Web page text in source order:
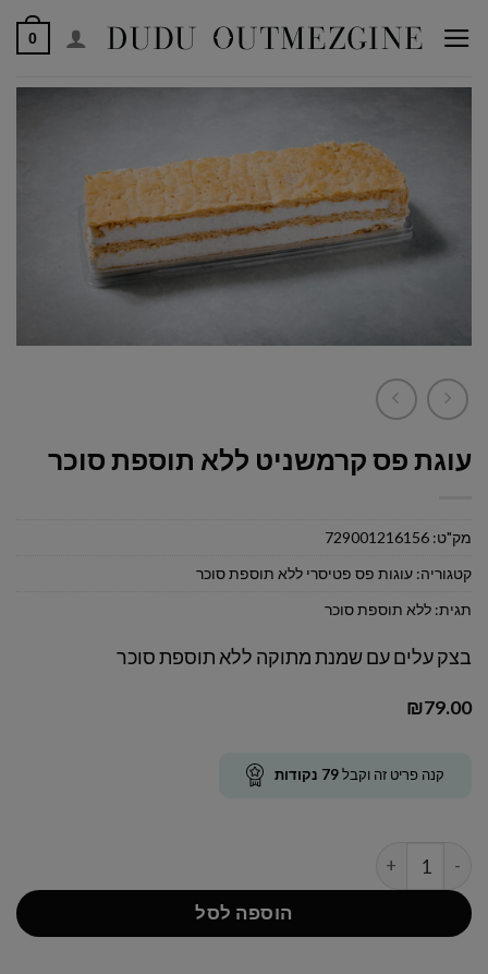
לתוכן
0
עוגת פס קרמשניט ללא תוספת סוכר
מק"ט: 729001216156
קטגוריה: עוגות פס פטיסרי ללא תוספת סוכר
תגית: ללא תוספת סוכר
בצק עלים עם שמנת מתוקה ללא תוספת סוכר
₪79.00
קנה פריט זה וקבל79 נקודות
כמות של עוגת פס קרמשניט ללא תוספת סוכר
הוספה לסל